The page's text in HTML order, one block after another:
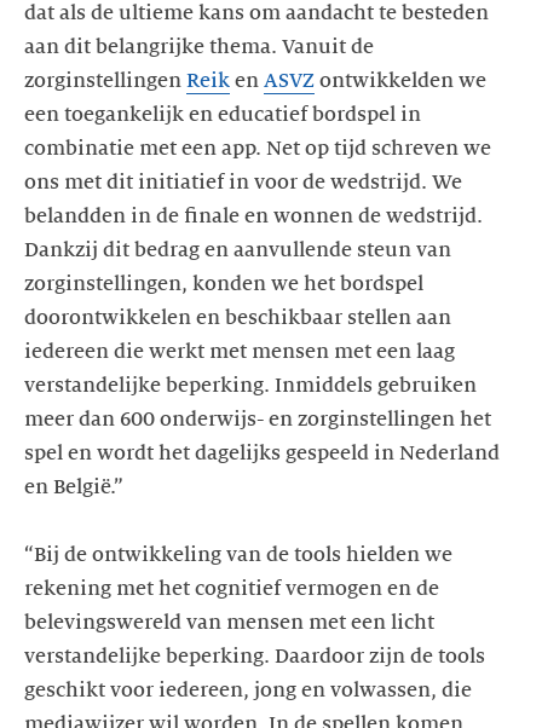
dat als de ultieme kans om aandacht te besteden
aan dit belangrijke thema. Vanuit de
zorginstellingen Reik en ASVZ ontwikkelden we
een toegankelijk en educatief bordspel in
combinatie met een app. Net op tijd schreven we
ons met dit initiatief in voor de wedstrijd. We
belandden in de finale en wonnen de wedstrijd.
Dankzij dit bedrag en aanvullende steun van
zorginstellingen, konden we het bordspel
doorontwikkelen en beschikbaar stellen aan
iedereen die werkt met mensen met een laag
verstandelijke beperking. Inmiddels gebruiken
meer dan 600 onderwijs- en zorginstellingen het
spel en wordt het dagelijks gespeeld in Nederland
en België.”
“Bij de ontwikkeling van de tools hielden we
rekening met het cognitief vermogen en de
belevingswereld van mensen met een licht
verstandelijke beperking. Daardoor zijn de tools
geschikt voor iedereen, jong en volwassen, die